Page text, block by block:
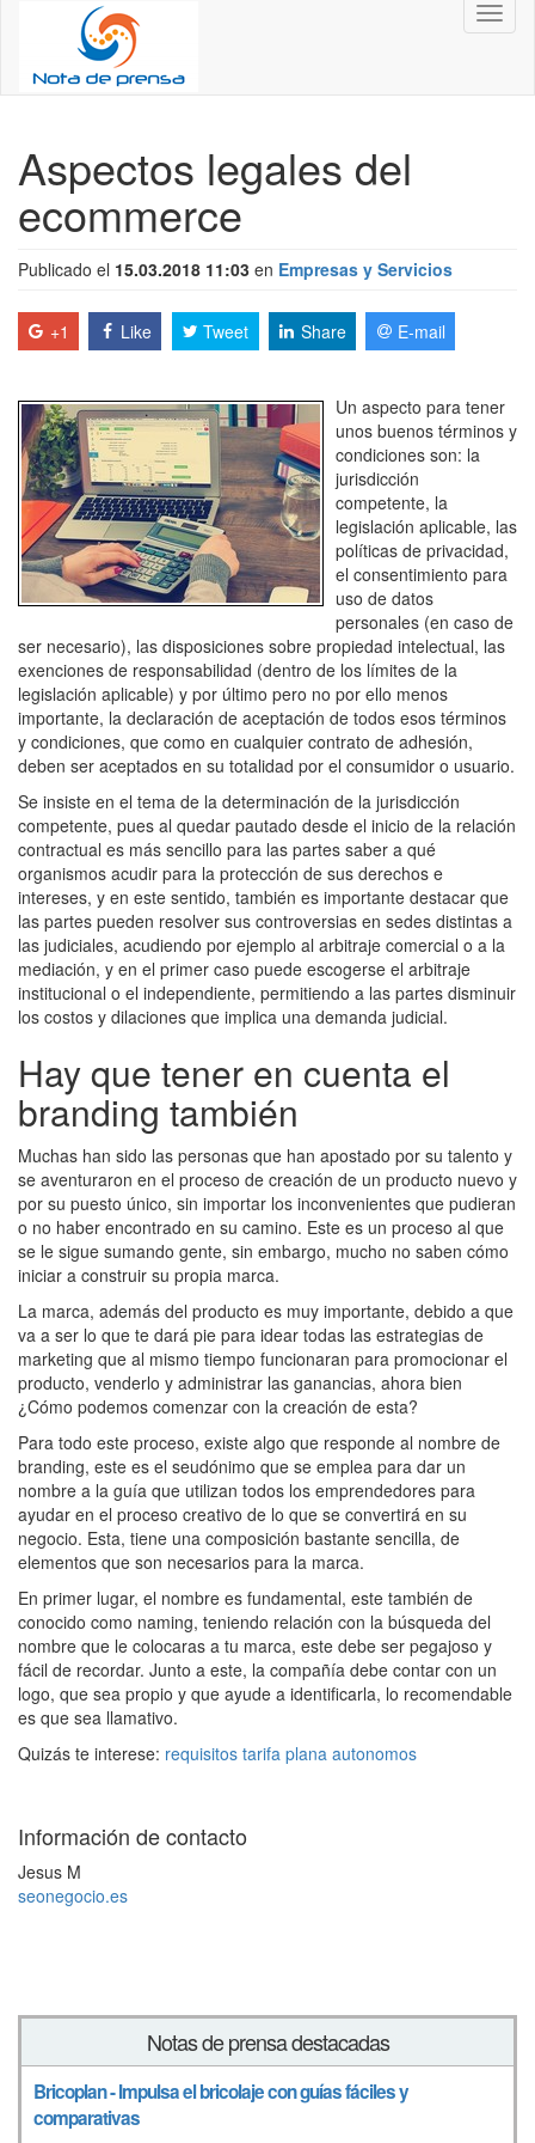
Aspectos legales del
ecommerce
Publicado el 15.03.2018 11:03 en Empresas y Servicios
+1 Like Tweet Share E-mail
Un aspecto para tener
unos buenos términos y
condiciones son: la
jurisdicción
competente, la
legislación aplicable, las
políticas de privacidad,
el consentimiento para
uso de datos
personales (en caso de
ser necesario), las disposiciones sobre propiedad intelectual, las
exenciones de responsabilidad (dentro de los límites de la
legislación aplicable) y por último pero no por ello menos
importante, la declaración de aceptación de todos esos términos
y condiciones, que como en cualquier contrato de adhesión,
deben ser aceptados en su totalidad por el consumidor o usuario.
Se insiste en el tema de la determinación de la jurisdicción
competente, pues al quedar pautado desde el inicio de la relación
contractual es más sencillo para las partes saber a qué
organismos acudir para la protección de sus derechos e
intereses, y en este sentido, también es importante destacar que
las partes pueden resolver sus controversias en sedes distintas a
las judiciales, acudiendo por ejemplo al arbitraje comercial o a la
mediación, y en el primer caso puede escogerse el arbitraje
institucional o el independiente, permitiendo a las partes disminuir
los costos y dilaciones que implica una demanda judicial.
Hay que tener en cuenta el
branding también
Muchas han sido las personas que han apostado por su talento y
se aventuraron en el proceso de creación de un producto nuevo y
por su puesto único, sin importar los inconvenientes que pudieran
o no haber encontrado en su camino. Este es un proceso al que
se le sigue sumando gente, sin embargo, mucho no saben cómo
iniciar a construir su propia marca.
La marca, además del producto es muy importante, debido a que
va a ser lo que te dará pie para idear todas las estrategias de
marketing que al mismo tiempo funcionaran para promocionar el
producto, venderlo y administrar las ganancias, ahora bien
¿Cómo podemos comenzar con la creación de esta?
Para todo este proceso, existe algo que responde al nombre de
branding, este es el seudónimo que se emplea para dar un
nombre a la guía que utilizan todos los emprendedores para
ayudar en el proceso creativo de lo que se convertirá en su
negocio. Esta, tiene una composición bastante sencilla, de
elementos que son necesarios para la marca.
En primer lugar, el nombre es fundamental, este también de
conocido como naming, teniendo relación con la búsqueda del
nombre que le colocaras a tu marca, este debe ser pegajoso y
fácil de recordar. Junto a este, la compañía debe contar con un
logo, que sea propio y que ayude a identificarla, lo recomendable
es que sea llamativo.
Quizás te interese: requisitos tarifa plana autonomos
Información de contacto
Jesus M
seonegocio.es
Notas de prensa destacadas
Bricoplan - Impulsa el bricolaje con guías fáciles y
comparativas